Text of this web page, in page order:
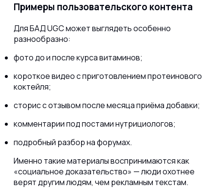
Примеры пользовательского контента
Для БАД UGC может выглядеть особенно
разнообразно:
фото до и после курса витаминов;
короткое видео с приготовлением протеинового
коктейля;
сторис с отзывом после месяца приёма добавки;
комментарии под постами нутрициологов;
подробный разбор на форумах.
Именно такие материалы воспринимаются как
«социальное доказательство» — люди охотнее
верят другим людям, чем рекламным текстам.